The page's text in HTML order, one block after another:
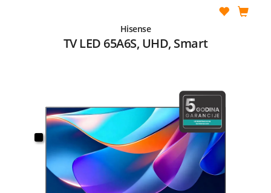
Hisense
TV LED 65A6S, UHD, Smart